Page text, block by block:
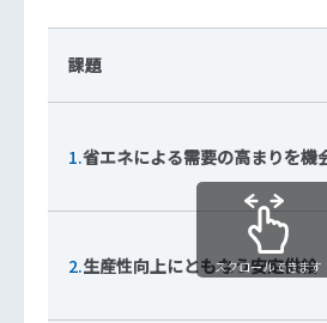
課題
1.省エネによる需要の高まりを機
2.生産性向上にともなう安定供給
スクロールできます